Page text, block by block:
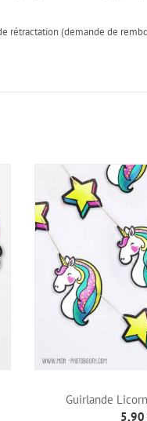
rétractation (demande de
Guirlande
5,90